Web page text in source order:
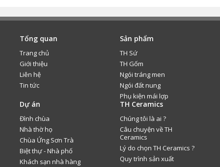
Tổng quan
Trang chủ
Giới thiệu
Liên hệ
Tin tức
Sản phẩm
TH Sứ
TH Gốm
Ngói tráng men
Ngói đất nung
Phụ kiện mái lợp
Dự án
Đình chùa
Nhà thờ họ
Chùa Ứng Sơn Trà
Biệt thự - Nhà phố
Khách sạn nhà hàng
TH Ceramics
Chúng tôi là ai ?
Câu chuyện về TH
Ceramics
Lý do chọn TH Ceramics ?
Quy trình sản xuất